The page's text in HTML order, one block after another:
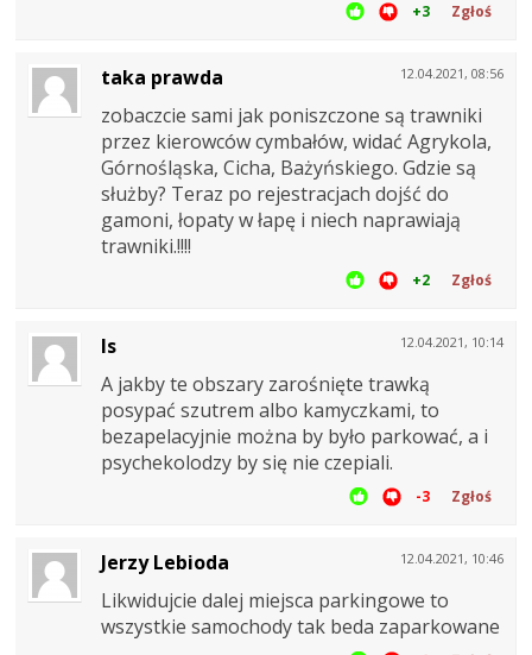
+3 Zgłoś
12.04.2021, 08:56
taka prawda
zobaczcie sami jak poniszczone są trawniki
przez kierowców cymbałów, widać Agrykola,
Górnośląska, Cicha, Bażyńskiego. Gdzie są
służby? Teraz po rejestracjach dojść do
gamoni, łopaty w łapę i niech naprawiają
trawniki.!!!!
+2 Zgłoś
12.04.2021, 10:14
ls
A jakby te obszary zarośnięte trawką
posypać szutrem albo kamyczkami, to
bezapelacyjnie można by było parkować, a i
psychekolodzy by się nie czepiali.
-3 Zgłoś
12.04.2021, 10:46
Jerzy Lebioda
Likwidujcie dalej miejsca parkingowe to
wszystkie samochody tak beda zaparkowane